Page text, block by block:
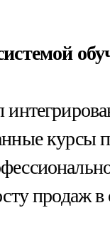
курсы
продаж в